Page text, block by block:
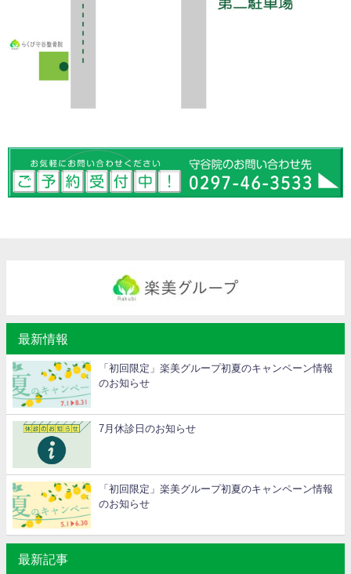
最新情報
「初回限定」楽美グループ初夏のキャンペーン情報
のお知らせ
7月休診日のお知らせ
「初回限定」楽美グループ初夏のキャンペーン情報
のお知らせ
最新記事